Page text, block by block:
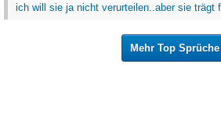
ich will sie ja nicht verurteilen..aber sie trägt
Mehr Top Sprüche